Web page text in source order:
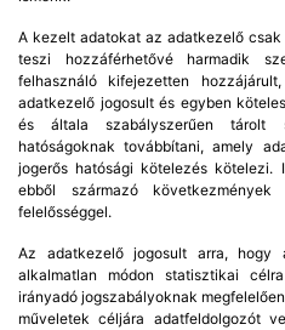
A kezelt adatokat az adatkezelő
teszi hozzáférhetővé harmadik
felhasználó kifejezetten
adatkezelő jogosult és egyben
és általa szabályszerűen tárolt
hatóságoknak továbbítani, amely
jogerős hatósági kötelezés kötelezi.
ebből származó
felelősséggel.
Az adatkezelő jogosult arra, hogy
alkalmatlan módon statisztikai
irányadó jogszabályoknak
műveletek céljára adatfeldolgozót